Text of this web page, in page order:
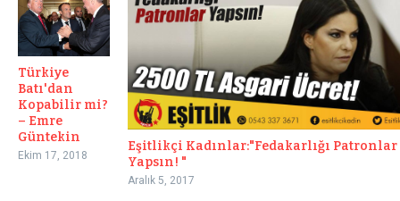
Türkiye
Batı'dan
Kopabilir mi?
– Emre
Güntekin
Ekim 17, 2018
Eşitlikçi Kadınlar:"Fedakarlığı Patronlar
Yapsın! "
Aralık 5, 2017